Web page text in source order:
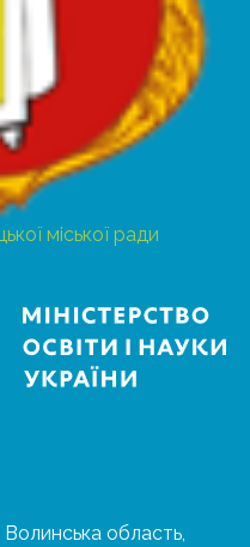
міської ради
область,